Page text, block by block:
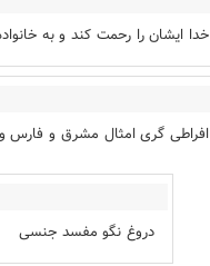
خدا ایشان را رحمت کند و به
افراطی گری امثال مشرق و فارس
دروغ نگو مفسد جنسی